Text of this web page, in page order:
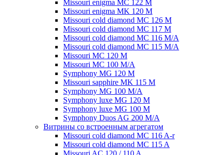
Missouri enigma MC 122 M
Missouri enigma MK 120 M
Missouri cold diamond MC 126 M
Missouri cold diamond MC 117 M
Missouri cold diamond MC 116 M/A
Missouri cold diamond MC 115 M/A
Missouri MC 120 M
Missouri MC 100 M/A
Symphony MG 120 M
Missouri sapphire MK 115 M
Symphony MG 100 M/А
Symphony luxe MG 120 M
Symphony luxe MG 100 M
Symphony Duos AG 200 M/A
Витрины со встроенным агрегатом
Missouri cold diamond MC 116 A-r
Missouri cold diamond MC 115 A
Missouri AC 120 / 110 A